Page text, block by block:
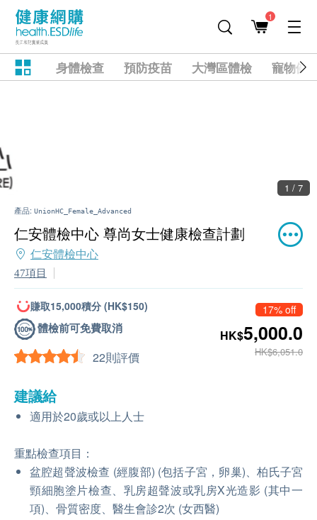
1
身體檢查 預防疫苗 大灣區體檢 寵物健
2 / 7
產品: UnionHC_Female_Advanced
仁安體檢中心 尊尚女士健康檢查計劃
仁安體檢中心
47項目
賺取15,000積分 (HK$150)
體檢前可免費取消
22則評價
17% off
HK$5,000.0
HK$6,051.0
建議給
適用於20歲或以上人士
重點檢查項目：
盆腔超聲波檢查 (經腹部) (包括子宮，卵巢)、柏氏子宮
頸細胞塗片檢查、乳房超聲波或乳房X光造影 (其中一
項)、骨質密度、醫生會診2次 (女西醫)